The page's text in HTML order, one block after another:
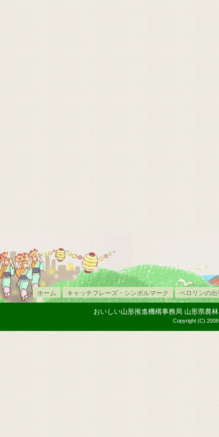
ホーム キャッチフレーズ・シンボルマーク ペロリンの
おいしい山形推進機構事務局 山形県
Copyright (C)